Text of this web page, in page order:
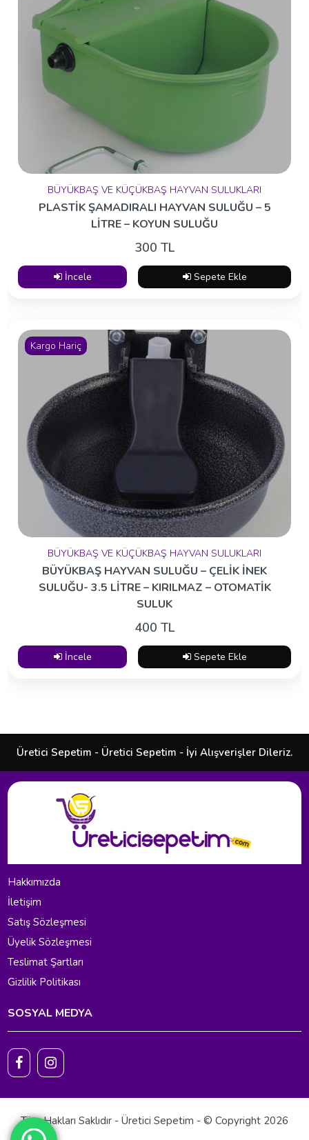
BÜYÜKBAŞ VE KÜÇÜKBAŞ HAYVAN SULUKLARI
PLASTİK ŞAMADIRALI HAYVAN SULUĞU – 5
LİTRE – KOYUN SULUĞU
300 TL
İncele Sepete Ekle
Kargo Hariç
BÜYÜKBAŞ VE KÜÇÜKBAŞ HAYVAN SULUKLARI
BÜYÜKBAŞ HAYVAN SULUĞU – ÇELİK İNEK
SULUĞU- 3.5 LİTRE – KIRILMAZ – OTOMATİK
SULUK
400 TL
İncele Sepete Ekle
Üretici Sepetim - Üretici Sepetim - İyi Alışverişler Dileriz.
Hakkımızda
İletişim
Satış Sözleşmesi
Üyelik Sözleşmesi
Teslimat Şartları
Gizlilik Politikası
SOSYAL MEDYA
Tüm Hakları Saklıdır - Üretici Sepetim - © Copyright 2026